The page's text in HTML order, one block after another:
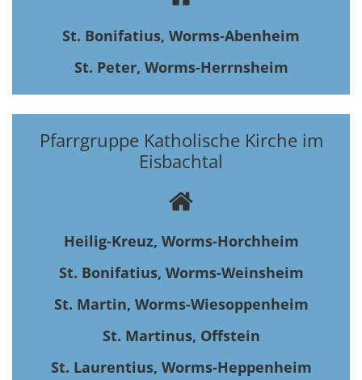
St. Bonifatius, Worms-Abenheim
St. Peter, Worms-Herrnsheim
Pfarrgruppe Katholische Kirche im
Eisbachtal
Heilig-Kreuz, Worms-Horchheim
St. Bonifatius, Worms-Weinsheim
St. Martin, Worms-Wiesoppenheim
St. Martinus, Offstein
St. Laurentius, Worms-Heppenheim